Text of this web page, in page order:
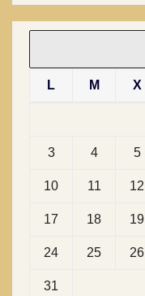
L M X
3 4 5
10 11 12
17 18 19
24 25 26
31